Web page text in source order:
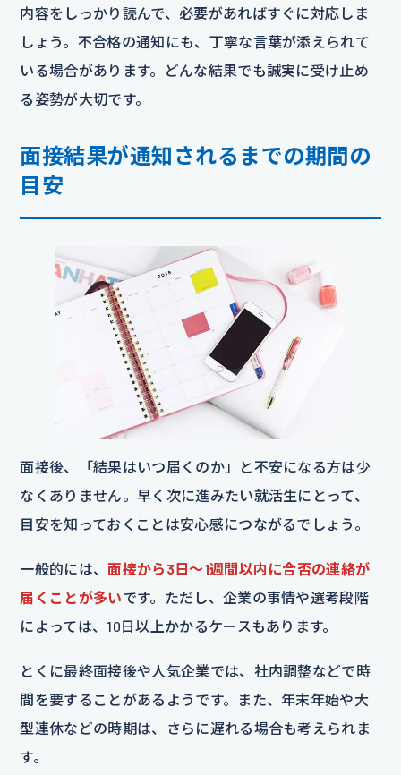
内容をしっかり読んで、必要があればすぐに対応しま
しょう。不合格の通知にも、丁寧な言葉が添えられて
いる場合があります。どんな結果でも誠実に受け止め
る姿勢が大切です。
面接結果が通知されるまでの期間の
目安
面接後、「結果はいつ届くのか」と不安になる方は少
なくありません。早く次に進みたい就活生にとって、
目安を知っておくことは安心感につながるでしょう。
一般的には、面接から3日〜1週間以内に合否の連絡が
届くことが多いです。ただし、企業の事情や選考段階
によっては、10日以上かかるケースもあります。
とくに最終面接後や人気企業では、社内調整などで時
間を要することがあるようです。また、年末年始や大
型連休などの時期は、さらに遅れる場合も考えられま
す。